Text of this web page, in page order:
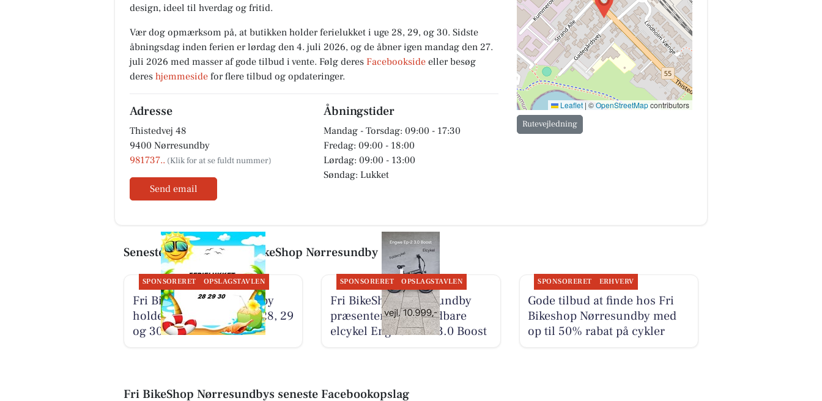
design, ideel til hverdag og fritid.
Vær dog opmærksom på, at butikken holder ferielukket i uge 28, 29, og 30. Sidste
åbningsdag inden ferien er lørdag den 4. juli 2026, og de åbner igen mandag den 27.
juli 2026 med masser af gode tilbud i vente. Følg deres Facebookside eller besøg
deres hjemmeside for flere tilbud og opdateringer.
Adresse
Thistedvej 48
9400 Nørresundby
981737..
Send email
Åbningstider
Mandag - Torsdag: 09:00 - 17:30
Fredag: 09:00 - 18:00
Lørdag: 09:00 - 13:00
Søndag: Lukket
Leaflet | ©OpenStreetMapcontributors
Rutevejledning
Seneste artikler om Fri BikeShop Nørresundby
SPONSORERET OPSLAGSTAVLEN
Fri BikeShop Nørresundby
holder ferielukket i uge 28, 29
og 30
SPONSORERET OPSLAGSTAVLEN
Fri BikeShop Nørresundby
præsenterer den foldbare
elcykel Engwe EP-2 3.0 Boost
SPONSORERET ERHVERV
Gode tilbud at finde hos Fri
Bikeshop Nørresundby med
op til 50% rabat på cykler
Fri BikeShop Nørresundbys seneste Facebookopslag